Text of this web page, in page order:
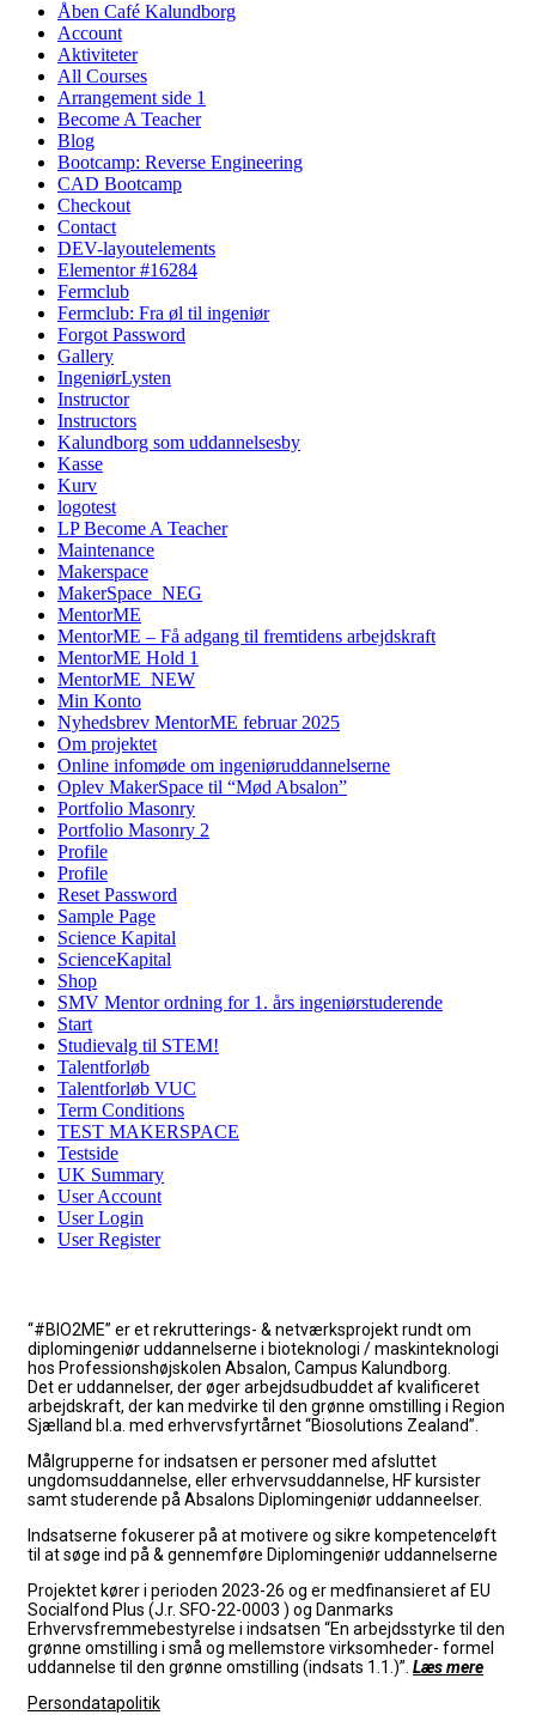
Åben Café Kalundborg
Account
Aktiviteter
All Courses
Arrangement side 1
Become A Teacher
Blog
Bootcamp: Reverse Engineering
CAD Bootcamp
Checkout
Contact
DEV-layoutelements
Elementor #16284
Fermclub
Fermclub: Fra øl til ingeniør
Forgot Password
Gallery
IngeniørLysten
Instructor
Instructors
Kalundborg som uddannelsesby
Kasse
Kurv
logotest
LP Become A Teacher
Maintenance
Makerspace
MakerSpace_NEG
MentorME
MentorME – Få adgang til fremtidens arbejdskraft
MentorME Hold 1
MentorME_NEW
Min Konto
Nyhedsbrev MentorME februar 2025
Om projektet
Online infomøde om ingeniøruddannelserne
Oplev MakerSpace til “Mød Absalon”
Portfolio Masonry
Portfolio Masonry 2
Profile
Profile
Reset Password
Sample Page
Science Kapital
ScienceKapital
Shop
SMV Mentor ordning for 1. års ingeniørstuderende
Start
Studievalg til STEM!
Talentforløb
Talentforløb VUC
Term Conditions
TEST MAKERSPACE
Testside
UK Summary
User Account
User Login
User Register
“#BIO2ME” er et rekrutterings- & netværksprojekt rundt om
diplomingeniør uddannelserne i bioteknologi / maskinteknologi
hos Professionshøjskolen Absalon, Campus Kalundborg.
Det er uddannelser, der øger arbejdsudbuddet af kvalificeret
arbejdskraft, der kan medvirke til den grønne omstilling i Region
Sjælland bl.a. med erhvervsfyrtårnet “Biosolutions Zealand”.
Målgrupperne for indsatsen er personer med afsluttet
ungdomsuddannelse, eller erhvervsuddannelse, HF kursister
samt studerende på Absalons Diplomingeniør uddanneelser.
Indsatserne fokuserer på atmotivere og sikre kompetenceløft
til at søge ind på & gennemføre Diplomingeniør uddannelserne
Projektet kører i perioden 2023-26 og er medfinansieret af EU
Socialfond Plus (J.r. SFO-22-0003 ) og Danmarks
Erhvervsfremmebestyrelse i indsatsen “En arbejdsstyrke til den
grønne omstilling i små og mellemstore virksomheder- formel
uddannelse til den grønne omstilling (indsats 1.1.)”. Læs mere
Persondatapolitik